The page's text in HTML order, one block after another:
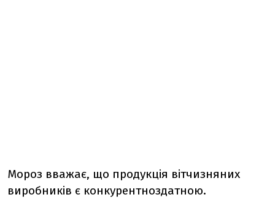
Мороз вважає, що продукція вітчизняних
виробників є конкурентноздатною.